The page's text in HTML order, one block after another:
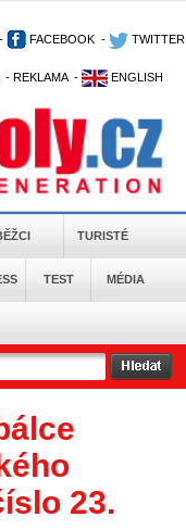
- FACEBOOK - TWITTER
- REKLAMA - ENGLISH
TURISTÉ
TEST MÉDIA
23.